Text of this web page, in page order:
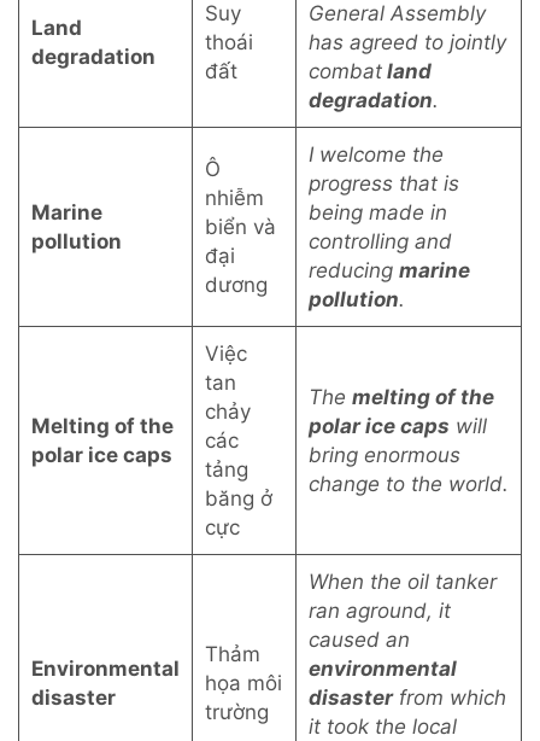
Land
degradation
Suy
thoái
đất
General Assembly
has agreed to jointly
combat land
degradation.
Marine
pollution
Ô
nhiễm
biển và
đại
dương
I welcome the
progress that is
being made in
controlling and
reducing marine
pollution.
Melting of the
polar ice caps
Việc
tan
chảy
các
tảng
băng ở
cực
The melting of the
polar ice caps will
bring enormous
change to the world.
Environmental
disaster
Thảm
họa môi
trường
When the oil tanker
ran aground, it
caused an
environmental
disasterfrom which
it took the local